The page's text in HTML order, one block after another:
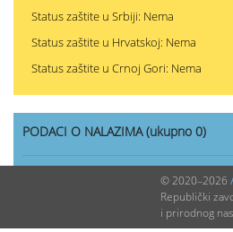
Status zaštite u Srbiji: Nema
Status zaštite u Hrvatskoj: Nema
Status zaštite u Crnoj Gori: Nema
PODACI O NALAZIMA (ukupno 0)
0
© 2020–2026
Republički
i prirodnog